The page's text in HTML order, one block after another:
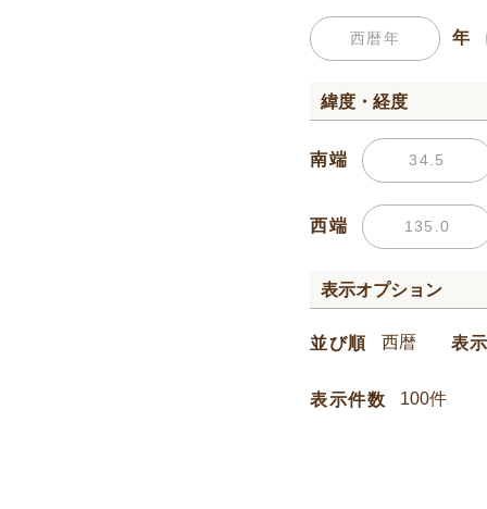
年
緯度・経度
南端
西端
表示オプション
並び順 表
表示件数